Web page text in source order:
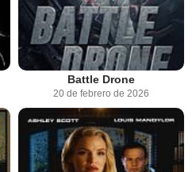
Battle Drone
20 de febrero de 2026